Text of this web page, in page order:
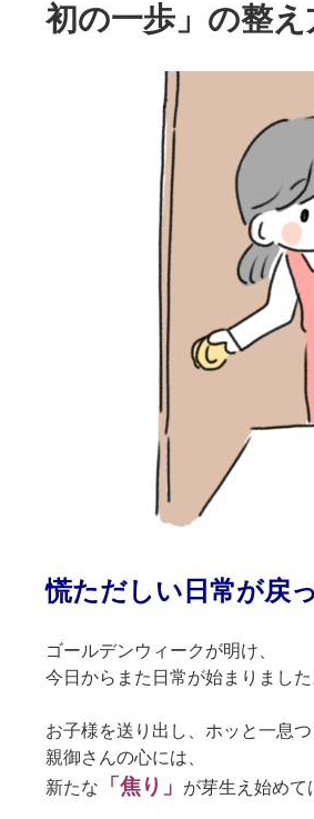
初の一歩」の整え
慌ただしい日常が戻
ゴールデンウィークが明け、
今日からまた日常が始まりました
お子様を送り出し、ホッと一息つ
親御さんの心には、
新たな
「焦り」 が芽生え始めて